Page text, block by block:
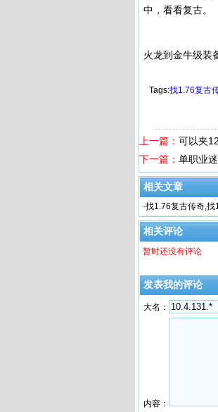
中，看看复古。
火龙到金牛级装
Tags:找1.76复古
上一篇： 可以夹
下一篇： 单职业
相关文章
·找1.76复古传奇,
能下载了
相关评论
暂时还没有评论
发表我的评论
大名：
内容：